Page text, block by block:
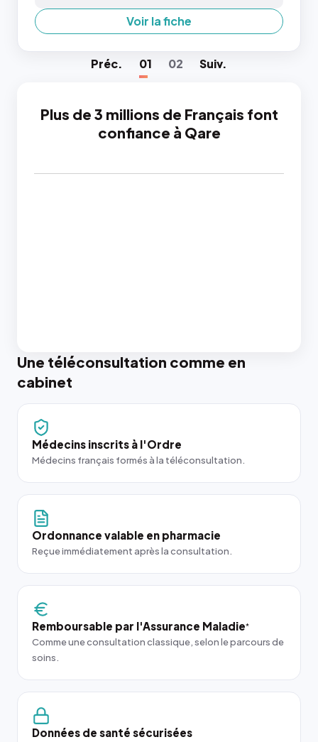
Voir la fiche
Préc. 01 02 Suiv.
Plus de 3 millions de Français font
confiance à Qare
Une téléconsultation comme en
cabinet
Médecins inscrits à l'Ordre
Médecins français formés à la téléconsultation.
Ordonnance valable en pharmacie
Reçue immédiatement après la consultation.
Remboursable par l'Assurance Maladie*
Comme une consultation classique, selon le parcours de
soins.
Données de santé sécurisées